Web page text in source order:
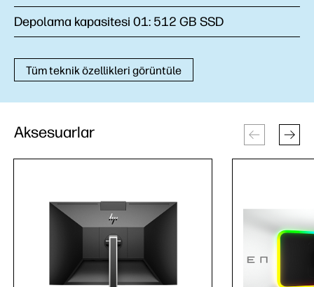
Depolama kapasitesi 01: 512 GB SSD
Tüm teknik özellikleri görüntüle
Aksesuarlar